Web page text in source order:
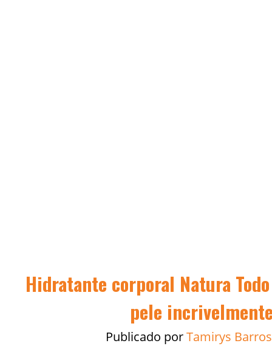
Hidratante corporal Natura
pele
Publicado porTamirys Barros